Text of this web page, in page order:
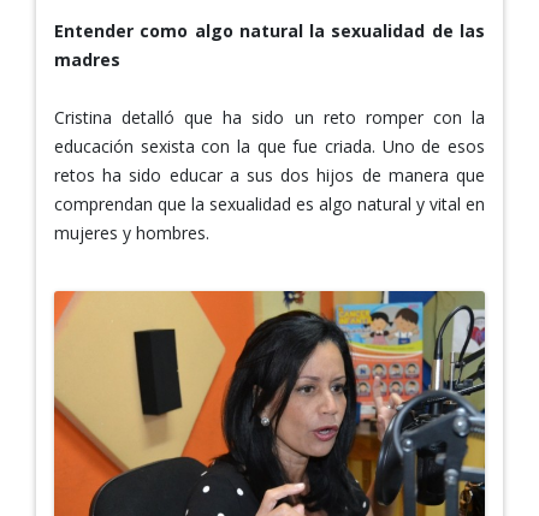
Entender como algo natural la sexualidad de las
madres
Cristina detalló que ha sido un reto romper con la
educación sexista con la que fue criada. Uno de esos
retos ha sido educar a sus dos hijos de manera que
comprendan que la sexualidad es algo natural y vital en
mujeres y hombres.